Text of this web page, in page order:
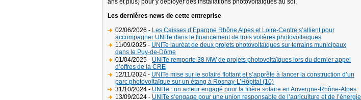
ans et plus) pour y déployer des installations photovoltaïques au sol.
Les dernières news de cette entreprise
02/06/2026 - Les Caisses d’Epargne Rhône Alpes et Loire-Centre s’allient pour
accompagner UNITe dans le financement de trois volières photovoltaïques
11/09/2025 - UNITe lauréat de deux projets photovoltaïques sur terrains municipaux
dans le Puy-de-Dôme
01/04/2025 - UNITe remporte 38 MW de projets photovoltaïques lors du dernier appel
d’offres de la CRE
12/11/2024 - UNITe mise sur le solaire flottant et s’apprête à lancer la construction d’un
parc photovoltaïque sur un étang à Rosnay-L’Hôpital (10)
31/10/2024 - UNITe : un acteur engagé pour la filière solaire en Auvergne-Rhône-Alpes
13/09/2024 - UNITe s’engage pour une union responsable de l’agriculture et de l’énergie